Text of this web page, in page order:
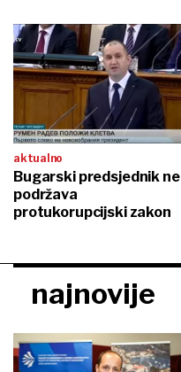
aktualno
Bugarski predsjednik ne
podržava
protukorupcijski zakon
najnovije